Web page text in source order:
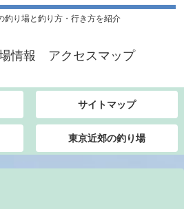
釣り場と釣り方・行き方を紹介
情報 アクセスマップ
サイトマップ
東京近郊の釣り場